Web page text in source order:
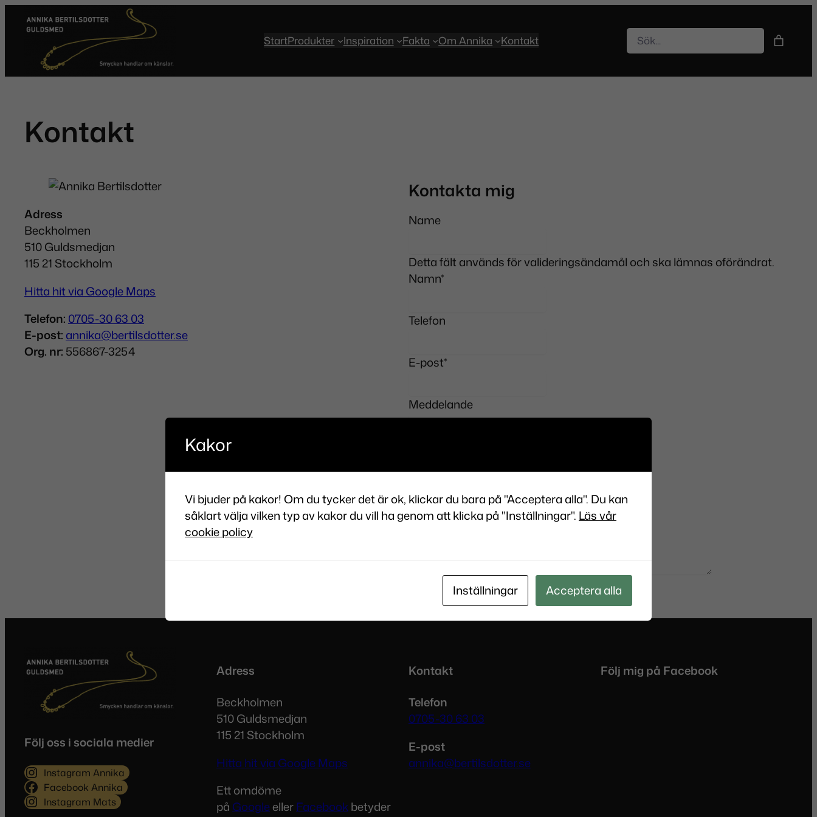
StartProdukter Inspiration Fakta Om Annika Kontakt Sök
Kontakt
Adress
Beckholmen
510 Guldsmedjan
115 21 Stockholm
Hitta hit via Google Maps
Telefon: 0705-30 63 03
E-post: annika@bertilsdotter.se
Org. nr: 556867-3254
Kontakta mig
Name
Detta fält används för valideringsändamål och ska lämnas oförändrat.
Namn*
Telefon
E-post*
Meddelande
Följ oss i sociala medier
Instagram Annika
Facebook Annika
Instagram Mats
Adress
Beckholmen
510 Guldsmedjan
115 21 Stockholm
Hitta hit via Google Maps
Ett omdöme
på GoogleellerFacebookbetyder
Kontakt
Telefon
0705-30 63 03
E-post
annika@bertilsdotter.se
Följ mig på Facebook
Kakor
Vi bjuder på kakor! Om du tycker det är ok, klickar du bara på "Acceptera alla". Du kan
såklart välja vilken typ av kakor du vill ha genom att klicka på "Inställningar". Läs vår
cookie policy
Inställningar Acceptera alla